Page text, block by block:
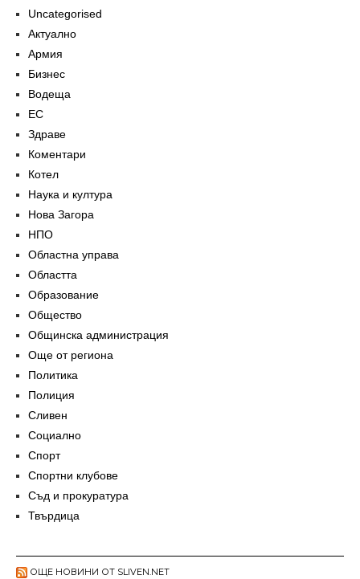
Uncategorised
Актуално
Армия
Бизнес
Водеща
ЕС
Здраве
Коментари
Котел
Наука и култура
Нова Загора
НПО
Областна управа
Областта
Образование
Общество
Общинска администрация
Още от региона
Политика
Полиция
Сливен
Социално
Спорт
Спортни клубове
Съд и прокуратура
Твърдица
ОЩЕ НОВИНИ ОТ SLIVEN.NET